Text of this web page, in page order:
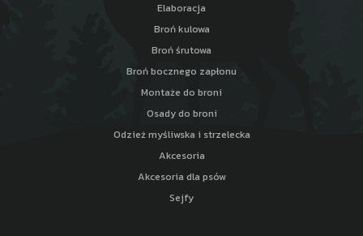
Elaboracja
Broń kulowa
Broń śrutowa
Broń bocznego zapłonu
Montaże do broni
Osady do broni
Odzież myśliwska i strzelecka
Akcesoria
Akcesoria dla psów
Sejfy